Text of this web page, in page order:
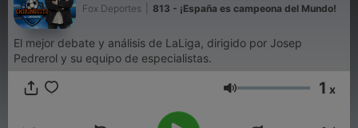
Fox Deportes 813 - ¡España es campeona del Mundo!
El mejor debate y análisis de LaLiga, dirigido por Josep
Pedrerol y su equipo de especialistas.
Lautstärke 1 x